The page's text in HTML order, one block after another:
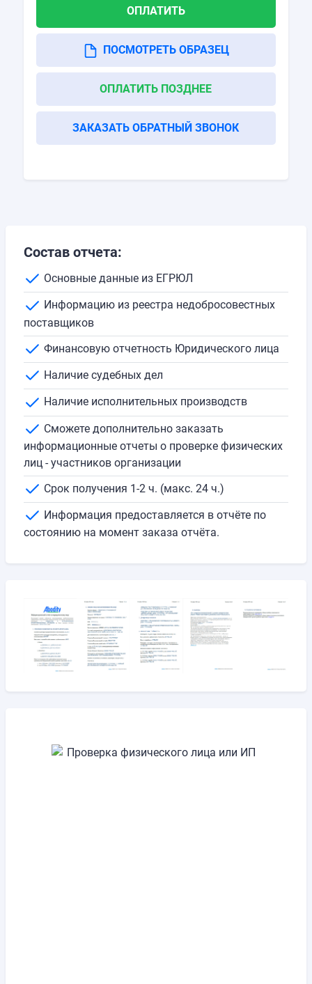
ОПЛАТИТЬ
ПОСМОТРЕТЬ ОБРАЗЕЦ
ОПЛАТИТЬ ПОЗДНЕЕ
ЗАКАЗАТЬ ОБРАТНЫЙ ЗВОНОК
Состав отчета:
Основные данные из ЕГРЮЛ
Информацию из реестра недобросовестных
поставщиков
Финансовую отчетность Юридического лица
Наличие судебных дел
Наличие исполнительных производств
Сможете дополнительно заказать
информационные отчеты о проверке физических
лиц - участников организации
Срок получения 1-2 ч. (макс. 24 ч.)
Информация предоставляется в отчёте по
состоянию на момент заказа отчёта.